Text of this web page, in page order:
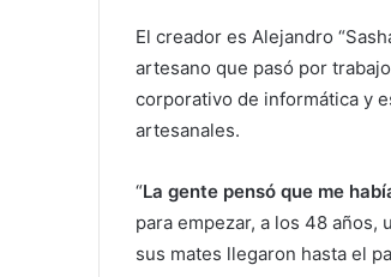
El creador es Alejandro
artesano que pasó por
corporativo de informática y
artesanales.
“La gente pensó que me
para empezar, a los 48
sus mates llegaron hasta el